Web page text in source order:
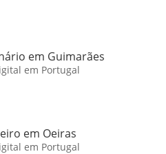
em Guimarães
em Portugal
em Oeiras
em Portugal